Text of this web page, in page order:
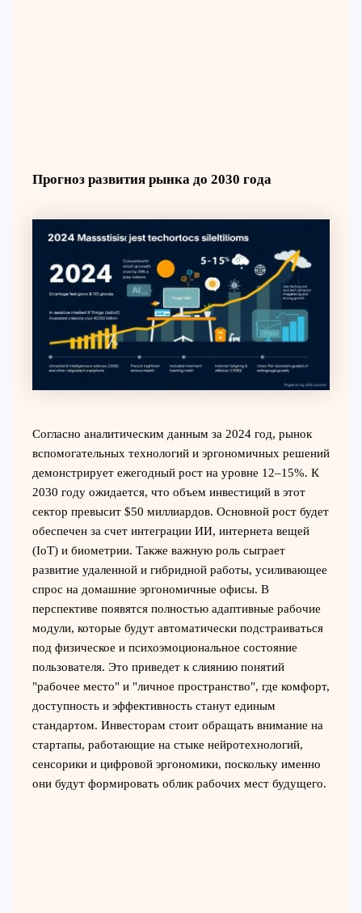
Прогноз развития рынка до 2030 года
Согласно аналитическим данным за 2024 год, рынок
вспомогательных технологий и эргономичных решений
демонстрирует ежегодный рост на уровне 12–15%. К
2030 году ожидается, что объем инвестиций в этот
сектор превысит $50 миллиардов. Основной рост будет
обеспечен за счет интеграции ИИ, интернета вещей
(IoT) и биометрии. Также важную роль сыграет
развитие удаленной и гибридной работы, усиливающее
спрос на домашние эргономичные офисы. В
перспективе появятся полностью адаптивные рабочие
модули, которые будут автоматически подстраиваться
под физическое и психоэмоциональное состояние
пользователя. Это приведет к слиянию понятий
"рабочее место" и "личное пространство", где комфорт,
доступность и эффективность станут единым
стандартом. Инвесторам стоит обращать внимание на
стартапы, работающие на стыке нейротехнологий,
сенсорики и цифровой эргономики, поскольку именно
они будут формировать облик рабочих мест будущего.